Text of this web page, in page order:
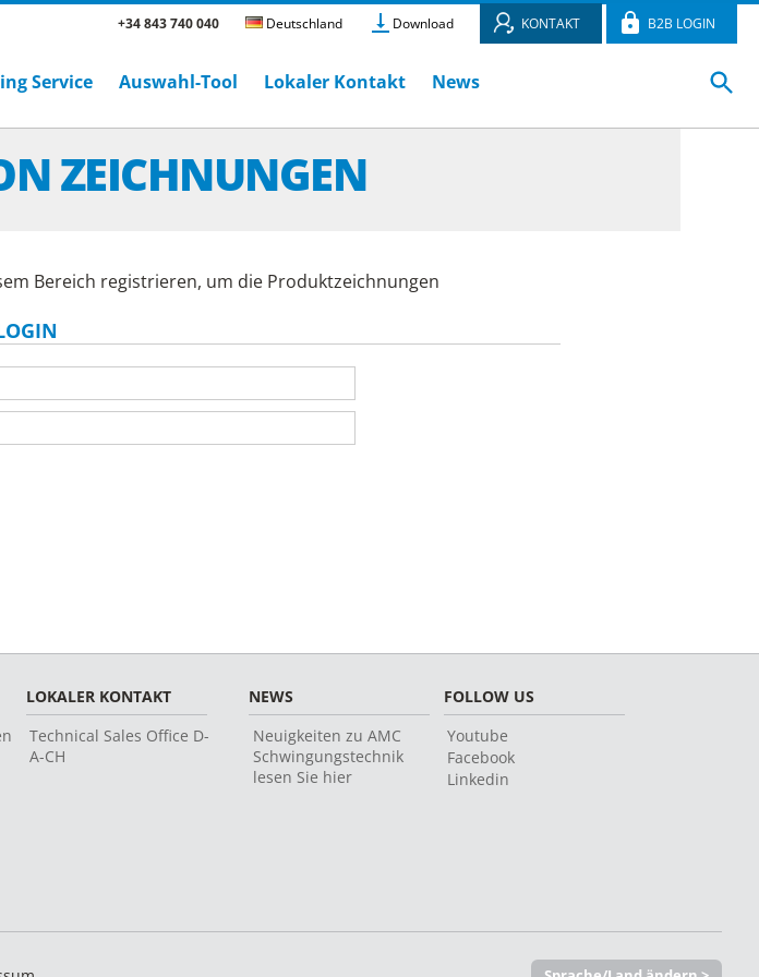
+34 843 740 040 Deutschland Download KONTAKT B2B LOGIN
Service Auswahl-Tool Lokaler Kontakt News
ZEICHNUNGEN
Bereich registrieren, um die Produktzeichnungen
LOKALER KONTAKT
Technical Sales Office D-
A-CH
NEWS
Neuigkeiten zu AMC
Schwingungstechnik
lesen Sie hier
FOLLOW US
Youtube
Facebook
Linkedin